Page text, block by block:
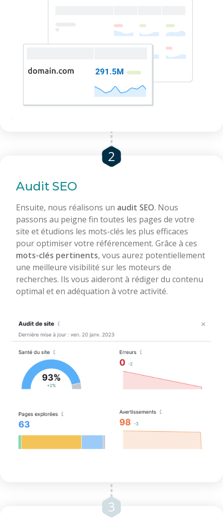
2
Audit SEO
Ensuite, nous réalisons un audit SEO. Nous
passons au peigne fin toutes les pages de votre
site et étudions les mots-clés les plus efficaces
pour optimiser votre référencement. Grâce à ces
mots-clés pertinents, vous aurez potentiellement
une meilleure visibilité sur les moteurs de
recherches. Ils vous aideront à rédiger du contenu
optimal et en adéquation à votre activité.
3